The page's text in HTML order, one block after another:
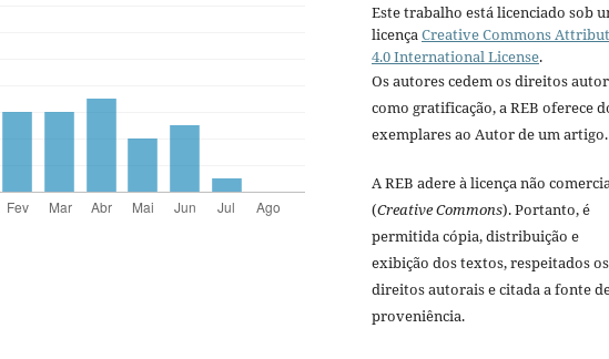
Este trabalho está licenciado sob
licença Creative Commons
4.0 International License.
Os autores cedem os direitos
como gratificação, a REB oferece
exemplares ao Autor de um artigo.
A REB adere à licença não
(Creative Commons). Portanto, é
permitida cópia, distribuição e
exibição dos textos, respeitados os
direitos autorais e citada a fonte
proveniência.